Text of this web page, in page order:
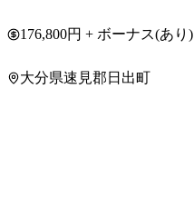
176,800円 + ボーナス(あり)
大分県速見郡日出町